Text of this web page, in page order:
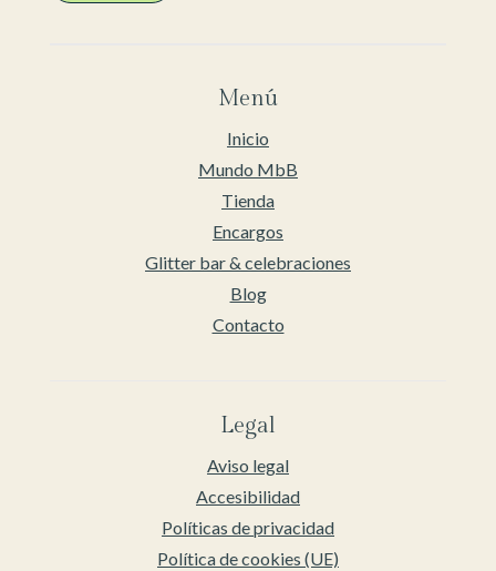
Menú
Inicio
Mundo MbB
Tienda
Encargos
Glitter bar & celebraciones
Blog
Contacto
Legal
Aviso legal
Accesibilidad
Políticas de privacidad
Política de cookies (UE)